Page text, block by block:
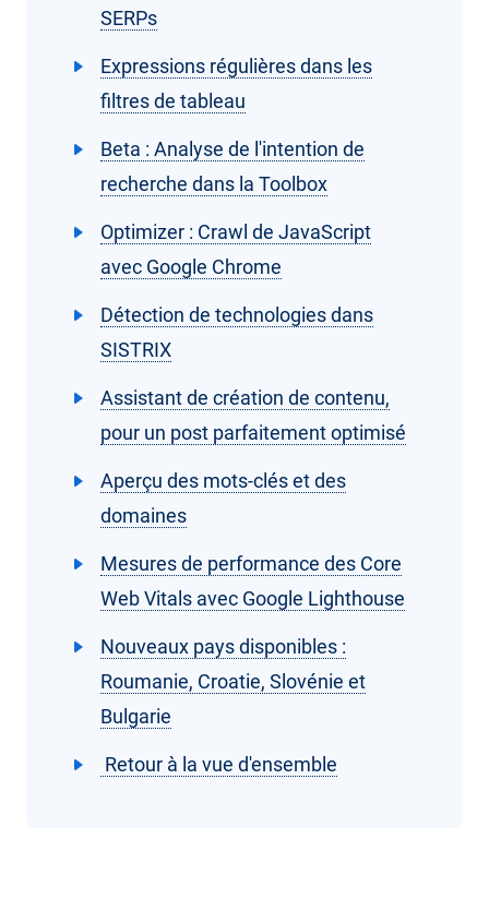
SERPs
Expressions régulières dans les
filtres de tableau
Beta : Analyse de l'intention de
recherche dans la Toolbox
Optimizer : Crawl de JavaScript
avec Google Chrome
Détection de technologies dans
SISTRIX
Assistant de création de contenu,
pour un post parfaitement optimisé
Aperçu des mots-clés et des
domaines
Mesures de performance des Core
Web Vitals avec Google Lighthouse
Nouveaux pays disponibles :
Roumanie, Croatie, Slovénie et
Bulgarie
Retour à la vue d'ensemble